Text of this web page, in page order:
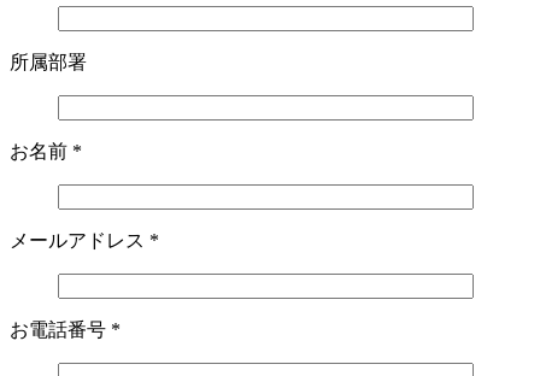
所属部署
お名前 *
メールアドレス *
お電話番号 *